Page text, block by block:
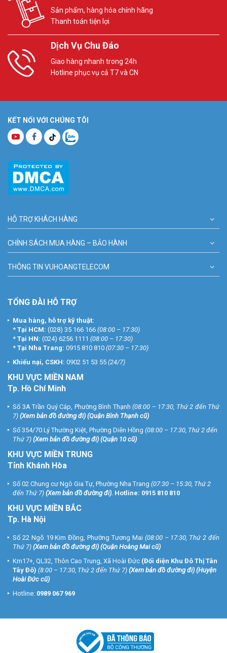
Sản phẩm, hàng hóa chính hãng
Thanh toán tiện lợi
Dịch Vụ Chu Đáo
Giao hàng nhanh trong 24h
Hotline phục vụ cả T7 và CN
KẾT NỐI VỚI CHÚNG TÔI
HỖ TRỢ KHÁCH HÀNG
CHÍNH SÁCH MUA HÀNG – BẢO HÀNH
THÔNG TIN VUHOANGTELECOM
TỔNG ĐÀI HỖ TRỢ
Mua hàng, hỗ trợ kỹ thuật:
* Tại HCM: (028) 35 166 166 (08:00 – 17:30)
* Tại HN: (024) 6256 1111 (08:00 – 17:30)
* Tại Nha Trang: 0915 810 810 (07:30 – 17:30)
Khiếu nại, CSKH: 0902 51 53 55 (24/7)
KHU VỰC MIỀN NAM
Tp. Hồ Chí Minh
Số 3A Trần Quý Cáp, Phường Bình Thạnh (08:00 – 17:30, Thứ 2 đến Thứ
7) (Xem bản đồ đường đi) (Quận Bình Thạnh cũ)
Số 354/70 Lý Thường Kiệt, Phường Diên Hồng (08:00 – 17:30, Thứ 2 đến
Thứ 7) (Xem bản đồ đường đi) (Quận 10 cũ)
KHU VỰC MIỀN TRUNG
Tỉnh Khánh Hòa
Số 02 Chung cư Ngô Gia Tự, Phường Nha Trang (07:30 – 15:30, Thứ 2
đến Thứ 7) (Xem bản đồ đường đi). Hotline: 0915 810 810
KHU VỰC MIỀN BẮC
Tp. Hà Nội
Số 22 Ngõ 19 Kim Đồng, Phường Tương Mai (08:00 – 17:30, Thứ 2 đến
Thứ 7) (Xem bản đồ đường đi) (Quận Hoàng Mai cũ)
Km17+, QL32, Thôn Cao Trung, Xã Hoài Đức (Đối diện Khu Đô Thị Tân
Tây Đô) (8:00 – 17:30, Thứ 2 đến Thứ 7) (Xem bản đồ đường đi) (Huyện
Hoài Đức cũ)
Hotline: 0989 067 969